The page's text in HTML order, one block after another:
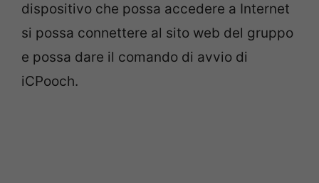
dispositivo che possa accedere a Internet
si possa connettere al sito web del gruppo
e possa dare il comando di avvio di
iCPooch.